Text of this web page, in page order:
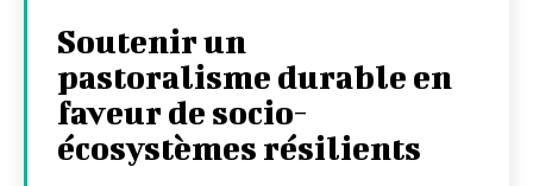
Soutenir un
pastoralisme durable en
faveur de socio-
écosystèmes résilients